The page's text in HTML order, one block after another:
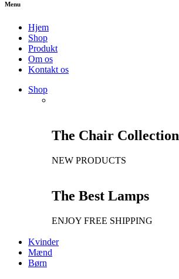
Menu
Hjem
Shop
Produkt
Om os
Kontakt os
Shop
The Chair Collection
NEW PRODUCTS
The Best Lamps
ENJOY FREE SHIPPING
Kvinder
Mænd
Børn